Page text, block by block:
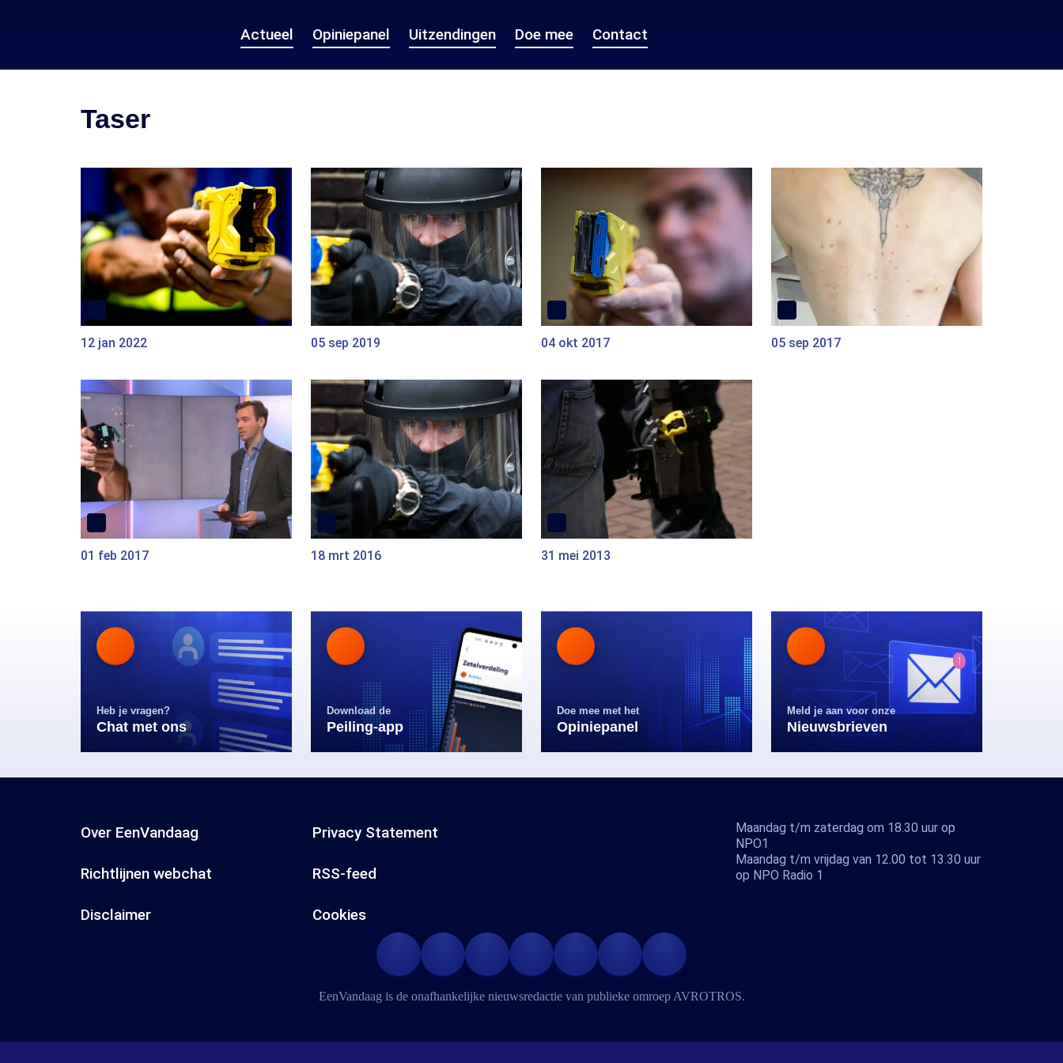
Actueel Opiniepanel Uitzendingen Doe mee Contact
Taser
12 jan 2022 05 sep 2019 04 okt 2017 05 sep 2017
01 feb 2017 18 mrt 2016 31 mei 2013
Heb je vragen?
Chat met ons
Download de
Peiling-app
Doe mee met het
Opiniepanel
Meld je aan voor onze
Nieuwsbrieven
Over EenVandaag Privacy Statement
Richtlijnen webchat RSS-feed
Disclaimer Cookies
Maandag t/m zaterdag om 18.30 uur op
NPO1
Maandag t/m vrijdag van 12.00 tot 13.30 uur
op NPO Radio 1
EenVandaag is de onafhankelijke nieuwsredactie van publieke omroep AVROTROS.